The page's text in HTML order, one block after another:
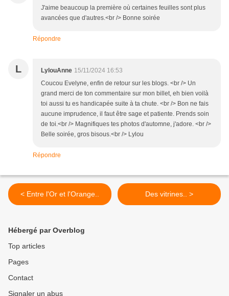
J'aime beaucoup la première où certaines feuilles sont plus
avancées que d'autres.<br /> Bonne soirée
Répondre
L LylouAnne 15/11/2024 16:53
Coucou Evelyne, enfin de retour sur les blogs. <br /> Un
grand merci de ton commentaire sur mon billet, eh bien voilà
toi aussi tu es handicapée suite à ta chute. <br /> Bon ne fais
aucune imprudence, il faut être sage et patiente. Prends soin
de toi.<br /> Magnifiques tes photos d'automne, j'adore. <br />
Belle soirée, gros bisous.<br /> Lylou
Répondre
< Entre l'Or et l'Orange.. Des vitrines.. >
Hébergé par Overblog
Top articles
Pages
Contact
Signaler un abus